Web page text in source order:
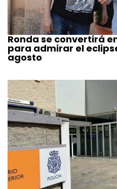
Ronda se convertirá
para admirar el
agosto